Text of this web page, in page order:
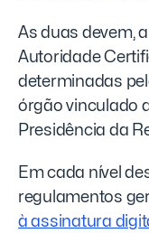
As duas devem,
Autoridade
determinadas
órgão vinculado
Presidência da
Em cada nível
regulamentos
à assinatura